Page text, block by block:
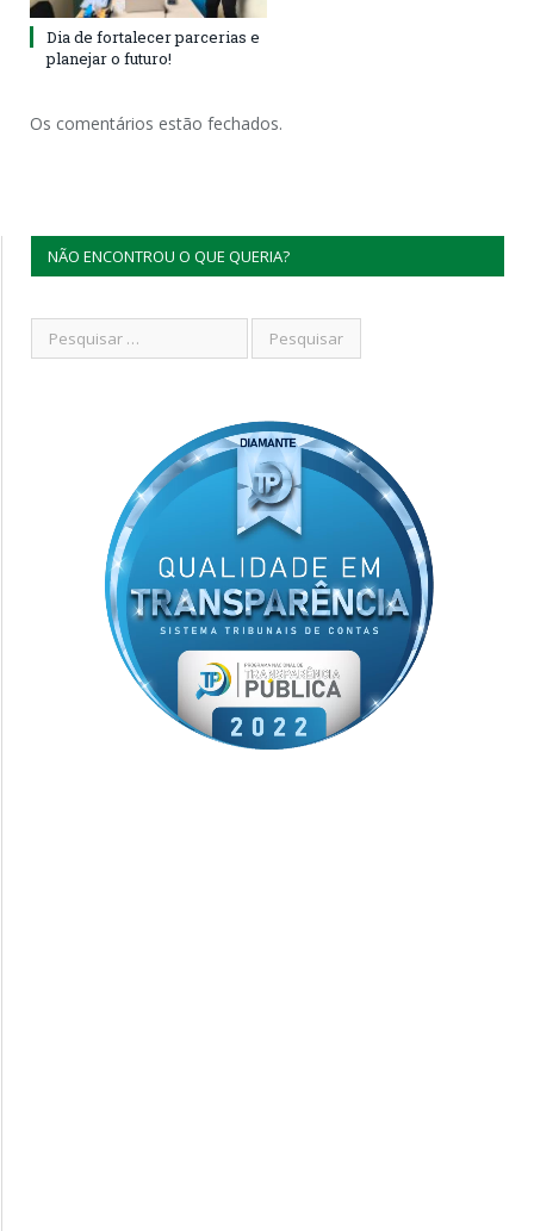
Dia de fortalecer parcerias e
planejar o futuro!
Os comentários estão fechados.
NÃO ENCONTROU O QUE QUERIA?